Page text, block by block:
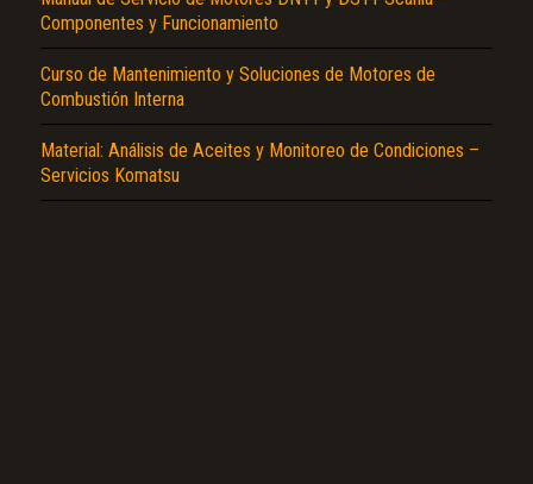
Componentes y Funcionamiento
Curso de Mantenimiento y Soluciones de Motores de
Combustión Interna
Material: Análisis de Aceites y Monitoreo de Condiciones –
Servicios Komatsu
Texto o Imagen de portada son erróneos.
No carga o no se visualiza el contenido.
Reportar otro tipo de error...